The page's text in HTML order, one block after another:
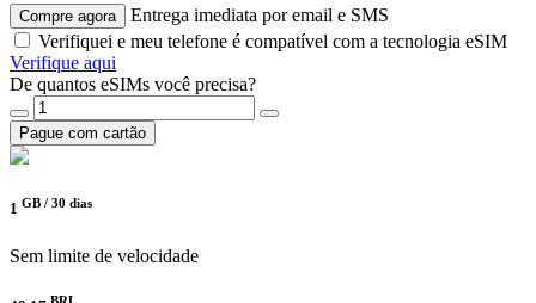
Compre agora
Entrega imediata por email e SMS
Verifiquei e meu telefone é compatível com a tecnologia eSIM
Verifique aqui
De quantos eSIMs você precisa?
Pague com cartão
1 GB / 30 dias
Sem limite de velocidade